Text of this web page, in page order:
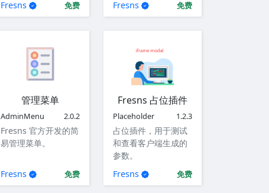
Fresns 免费
Fresns
免费
管理菜单
AdminMenu 2.0.2
Fresns 官方开发的简
易管理菜单。
Fresns 免费
Fresns 占位插件
Placeholder 1.2.3
占位插件，用于测试
和查看客户端生成的
参数。
Fresns
免费